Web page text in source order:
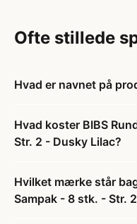
Ofte stillede
Hvad er navnet på
Hvad koster BIBS
Str. 2 - Dusky Lilac?
Hvilket mærke står
Sampak - 8 stk. - Str.